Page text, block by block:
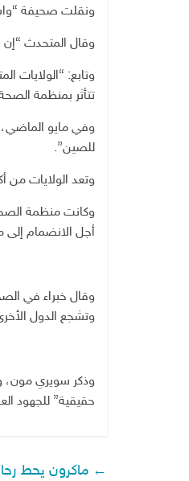
ونقلت صحيفة
وقال المتحدث “إن
وتابع: “الولايات
تتأثر بمنظمة
وفي مايو الماضي،
للصين”.
وتعد الولايات من أكبر
أجل الانضمام إلى
وقال خبراء في
وتشجع الدول
وذكر سويري مون،
حقيقية” للجهود
← ماكرون يحط